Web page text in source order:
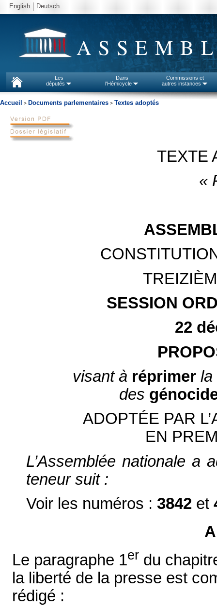
English Deutsch
Les
députés
Dans
l'Hémicycle
Commissions et
autres instances
Accueil > Documents parlementaires > Textes adoptés
TEXTE
«
SESSION
22
visant à réprimer la
des
ADOPTÉE PAR
EN
L’Assemblée nationale a
teneur suit :
Voir les numéros : 3842 et
Le paragraphe 1er du
la liberté de la presse est
rédigé :